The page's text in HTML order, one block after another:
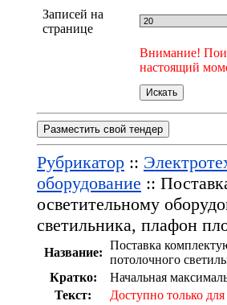
Записей на
странице
Внимание!
настоящий
Разместить свой тендер
Рубрикатор ::
оборудование ::
осветительному
светильника, плафон
Название:
Поставка
потолочного
Кратко:
Начальная
Текст:
Доступно только